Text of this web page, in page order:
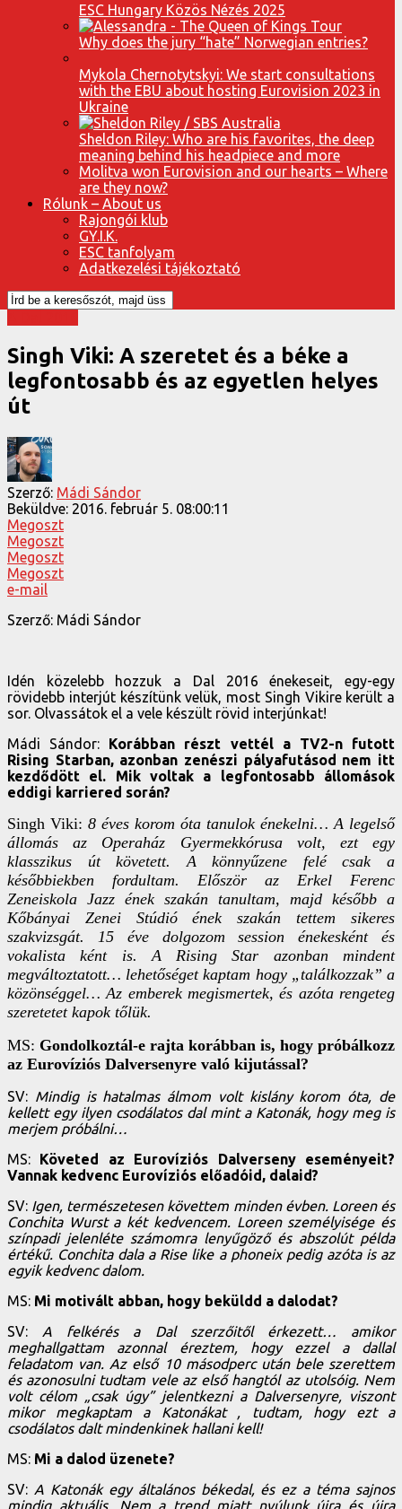
ESC Hungary Közös Nézés 2025
Why does the jury “hate” Norwegian entries?
Mykola Chernotytskyi: We start consultations
with the EBU about hosting Eurovision 2023 in
Ukraine
Sheldon Riley: Who are his favorites, the deep
meaning behind his headpiece and more
Molitva won Eurovision and our hearts – Where
are they now?
Rólunk – About us
Rajongói klub
GY.I.K.
ESC tanfolyam
Adatkezelési tájékoztató
Singh Viki: A szeretet és a béke a
legfontosabb és az egyetlen helyes
út
Szerző: Mádi Sándor
Beküldve: 2016. február 5. 08:00:11
Megoszt
Megoszt
Megoszt
Megoszt
e-mail
Szerző: Mádi Sándor
Idén közelebb hozzuk a Dal 2016 énekeseit, egy-egy
rövidebb interjút készítünk velük, most Singh Vikire került a
sor. Olvassátok el a vele készült rövid interjúnkat!
Mádi Sándor: Korábban részt vettél a TV2-n futott
Rising Starban, azonban zenészi pályafutásod nem itt
kezdődött el. Mik voltak a legfontosabb állomások
eddigi karriered során?
Singh Viki: 8 éves korom óta tanulok énekelni… A legelső
állomás az Operaház Gyermekkórusa volt, ezt egy
klasszikus út követett. A könnyűzene felé csak a
későbbiekben fordultam. Először az Erkel Ferenc
Zeneiskola Jazz ének szakán tanultam, majd később a
Kőbányai Zenei Stúdió ének szakán tettem sikeres
szakvizsgát. 15 éve dolgozom session énekesként és
vokalista ként is. A Rising Star azonban mindent
megváltoztatott… lehetőséget kaptam hogy „találkozzak” a
közönséggel… Az emberek megismertek, és azóta rengeteg
szeretetet kapok tőlük.
MS: Gondolkoztál-e rajta korábban is, hogy próbálkozz
az Eurovíziós Dalversenyre való kijutással?
SV: Mindig is hatalmas álmom volt kislány korom óta, de
kellett egy ilyen csodálatos dal mint a Katonák, hogy meg is
merjem próbálni…
MS: Követed az Eurovíziós Dalverseny eseményeit?
Vannak kedvenc Eurovíziós előadóid, dalaid?
SV: Igen, természetesen követtem minden évben. Loreen és
Conchita Wurst a két kedvencem. Loreen személyisége és
színpadi jelenléte számomra lenyűgöző és abszolút példa
értékű. Conchita dala a Rise like a phoneix pedig azóta is az
egyik kedvenc dalom.
MS: Mi motivált abban, hogy beküldd a dalodat?
SV: A felkérés a Dal szerzőitől érkezett… amikor
meghallgattam azonnal éreztem, hogy ezzel a dallal
feladatom van. Az első 10 másodperc után bele szerettem
és azonosulni tudtam vele az első hangtól az utolsóig. Nem
volt célom „csak úgy” jelentkezni a Dalversenyre, viszont
mikor megkaptam a Katonákat , tudtam, hogy ezt a
csodálatos dalt mindenkinek hallani kell!
MS: Mi a dalod üzenete?
SV: A Katonák egy általános békedal, és ez a téma sajnos
mindig aktuális. Nem a trend miatt nyúlunk újra és újra